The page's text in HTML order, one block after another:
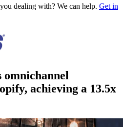
dealing with? We can help. Get in
omnichannel
achieving a 13.5x